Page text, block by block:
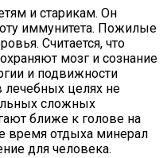
и старикам. Он
иммунитета. Пожилые
Считается, что
мозг и сознание
и подвижности
целях не
сложных
ближе к голове на
время отдыха минерал
для человека.